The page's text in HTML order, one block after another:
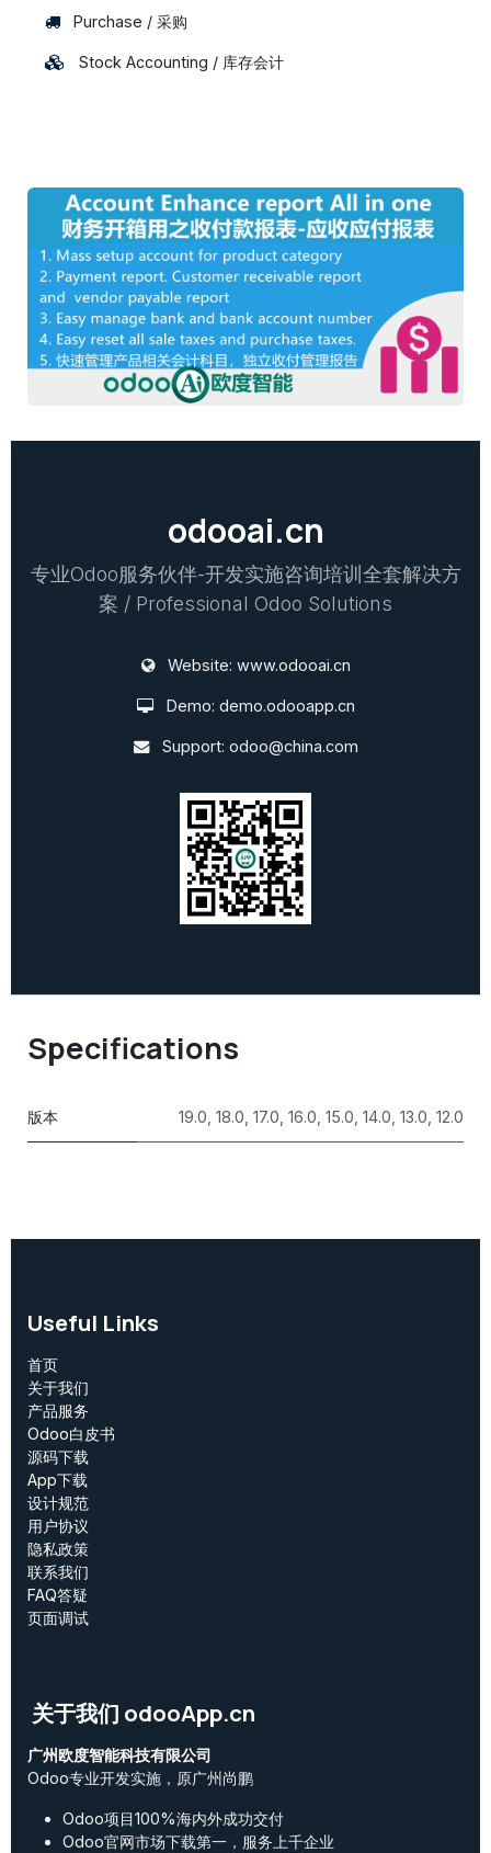
Purchase / 采购
Stock Accounting / 库存会计
odooai.cn
专业Odoo服务伙伴-开发实施咨询培训全套解决方
案 / Professional Odoo Solutions
Website: www.odooai.cn
Demo: demo.odooapp.cn
Support: odoo@china.com
Specifications
版本 19.0 18.0 17.0 16.0 15.0 14.0 13.0 12.0
Useful Links
首页
关于我们
产品服务
Odoo白皮书
源码下载
App下载
设计规范
用户协议
‎隐私政策‎
联系我们
FAQ答疑
页面调试
关于我们 odooApp.cn
广州欧度智能科技有限公司
Odoo专业开发实施，原广州尚鹏
Odoo项目100%海内外成功交付
Odoo官网市场下载第一，服务上千企业